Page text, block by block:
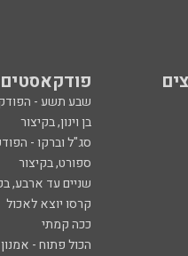
פודקאסטים
שבע תשע -
בן וינון, בקיצור
סג"ל וברקו -
ספורט, בקיצור
שניים עד ארבע,
קרסו יוצא לאכול
ככה קמתי
הכול פתוח -